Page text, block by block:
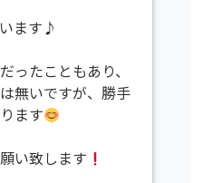
ます♪
ったこともあり、
無いですが、勝手
ます
い致します